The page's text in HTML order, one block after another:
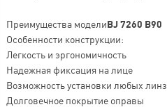
Преимущества моделиBJ 7260 B90
Особенности конструкции:
Легкость и эргономичность
Надежная фиксация на лице
Возможность установки любых линз
Долговечное покрытие оправы